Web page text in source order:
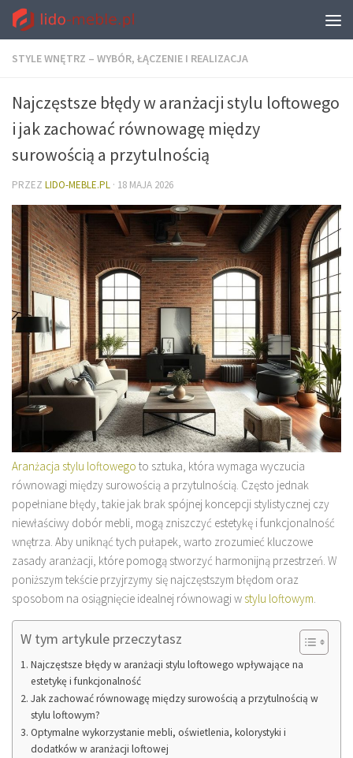
STYLE WNĘTRZ – WYBÓR, ŁĄCZENIE I REALIZACJA
Najczęstsze błędy w aranżacji stylu loftowego
i jak zachować równowagę między
surowością a przytulnością
PRZEZ LIDO-MEBLE.PL · 18 MAJA 2026
Aranżacja stylu loftowego to sztuka, która wymaga wyczucia
równowagi między surowością a przytulnością. Często jednak
popełniane błędy, takie jak brak spójnej koncepcji stylistycznej czy
niewłaściwy dobór mebli, mogą zniszczyć estetykę i funkcjonalność
wnętrza. Aby uniknąć tych pułapek, warto zrozumieć kluczowe
zasady aranżacji, które pomogą stworzyć harmonijną przestrzeń. W
poniższym tekście przyjrzymy się najczęstszym błędom oraz
sposobom na osiągnięcie idealnej równowagi w stylu loftowym
W tym artykule przeczytasz
Najczęstsze błędy w aranżacji stylu loftowego wpływające na
estetykę i funkcjonalność
Jak zachować równowagę między surowością a przytulnością w
stylu loftowym?
Optymalne wykorzystanie mebli, oświetlenia, kolorystyki i
dodatków w aranżacji loftowej